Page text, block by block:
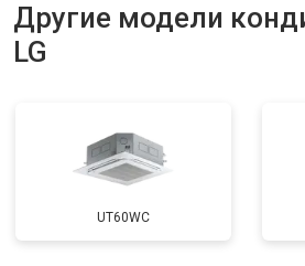
Другие модели
LG
UT60WC